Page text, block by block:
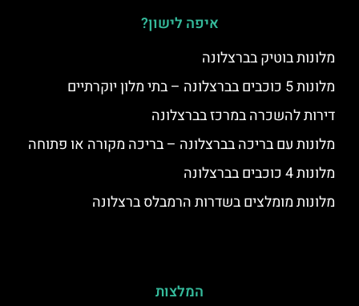
איפה לישון?
מלונות בוטיק בברצלונה
מלונות 5 כוכבים בברצלונה – בתי מלון יוקרתיים
דירות להשכרה במרכז בברצלונה
מלונות עם בריכה בברצלונה – בריכה מקורה או פתוחה
מלונות 4 כוכבים בברצלונה
מלונות מומלצים בשדרות הרמבלס ברצלונה
המלצות